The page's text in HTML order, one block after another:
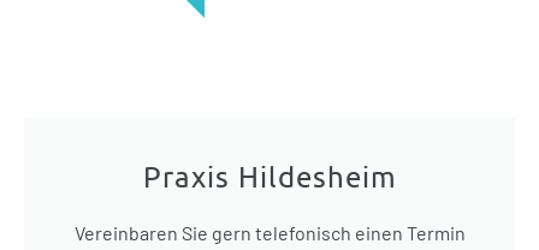
Praxis Hildesheim
Vereinbaren Sie gern telefonisch einen Termin